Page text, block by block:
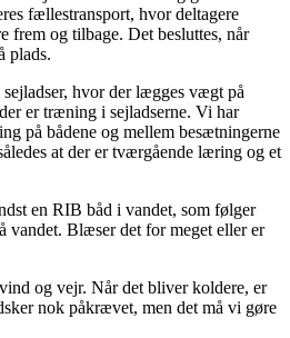
fællestransport, hvor deltagere
og tilbage. Det besluttes, når
plads.
sejladser, hvor der lægges vægt på
er træning i sejladserne. Vi har
på bådene og mellem besætningerne
at der er tværgående læring og et
en RIB båd i vandet, som følger
vandet. Blæser det for meget eller er
og vejr. Når det bliver koldere, er
nok påkrævet, men det må vi gøre